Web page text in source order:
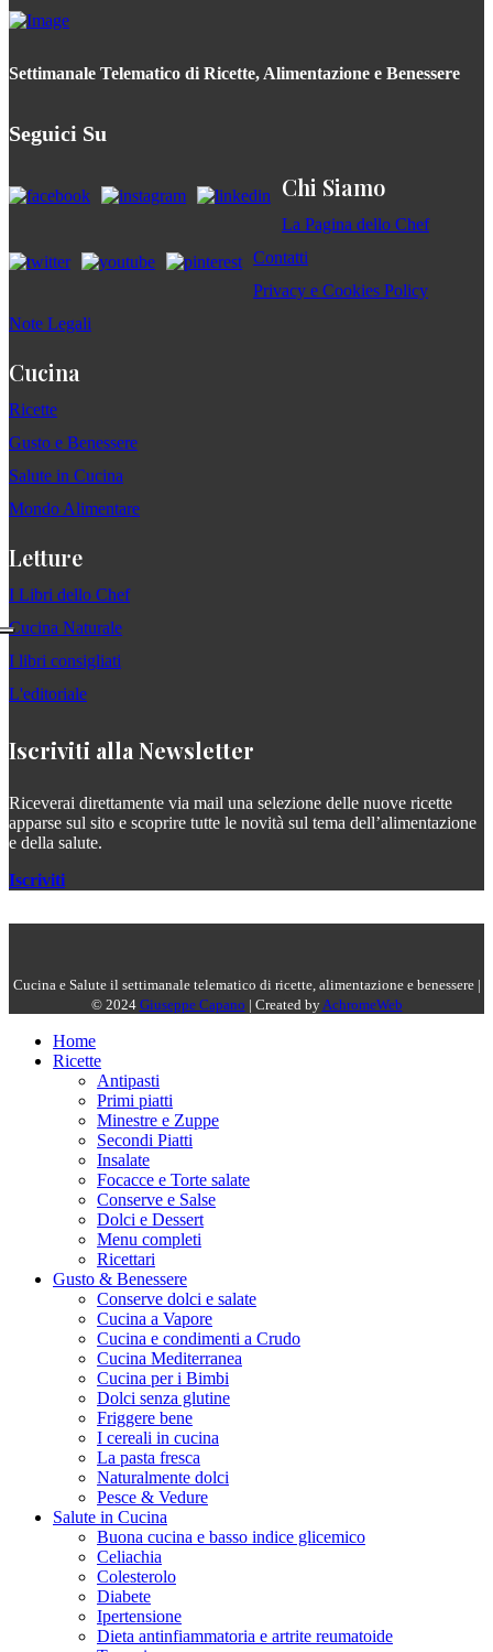
Settimanale Telematico di Ricette, Alimentazione e Benessere
Seguici Su
Chi Siamo
La Pagina dello Chef
Contatti
Privacy e Cookies Policy
Note Legali
Cucina
Ricette
Gusto e Benessere
Salute in Cucina
Mondo Alimentare
Letture
I Libri dello Chef
Cucina Naturale
I libri consigliati
L'editoriale
Iscriviti alla Newsletter
Riceverai direttamente via mail una selezione delle nuove ricette
apparse sul sito e scoprire tutte le novità sul tema dell’alimentazione
e della salute.
Iscriviti
Cucina e Salute il settimanale telematico di ricette, alimentazione e benessere |
© 2024 Giuseppe Capano | Created byAchromeWeb
Home
Ricette
Antipasti
Primi piatti
Minestre e Zuppe
Secondi Piatti
Insalate
Focacce e Torte salate
Conserve e Salse
Dolci e Dessert
Menu completi
Ricettari
Gusto & Benessere
Conserve dolci e salate
Cucina a Vapore
Cucina e condimenti a Crudo
Cucina Mediterranea
Cucina per i Bimbi
Dolci senza glutine
Friggere bene
I cereali in cucina
La pasta fresca
Naturalmente dolci
Pesce & Vedure
Salute in Cucina
Buona cucina e basso indice glicemico
Celiachia
Colesterolo
Diabete
Ipertensione
Dieta antinfiammatoria e artrite reumatoide